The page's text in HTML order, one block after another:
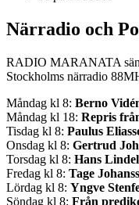
Närradio och
RADIO MARANATA
Stockholms närradio
Måndag kl 8: Berno
Måndag kl 18: Repris
Tisdag kl 8: Paulus
Onsdag kl 8: Gertrud
Torsdag kl 8: Hans
Fredag kl 8: Tage
Lördag kl 8: Yngve
Söndag kl 8: Från